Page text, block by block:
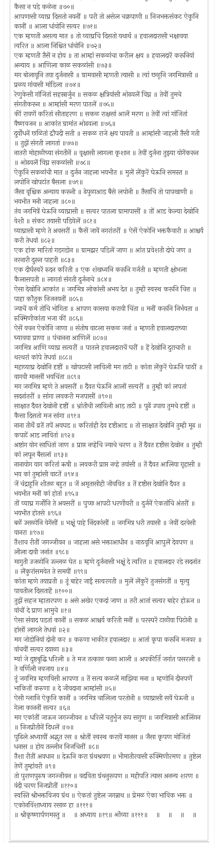
कैसा न पडे कळेना ॥७०॥
आपणासी व्याघ्र दिसतो नयनीं ॥ परी तो असेल चक्रपाणी ॥ निजभक्तसंकट ऐकूनि
कानीं ॥ आला धांवोनि सत्वर ॥७१॥
एक म्हणती असत्य मात ॥ तो व्याघ्रचि दिसतो यथार्थ ॥ हवालदारासी भक्षावया
त्वरित ॥ आला निश्चित धांवोनि ॥७२॥
एक म्हणती तैसें न होय ॥ ता आम्हां सकळांचा करील क्षय ॥ हवालदारें करूनियां
अन्याय ॥ आणिला काळ सकळांसी ॥७३॥
मग बोलावूनि तया दुर्जनासी ॥ ग्रामवासी म्हणती त्यासी ॥ त्वां छळूनि जगमित्रासी ॥
प्रळय गांवासी मांडिला ॥७४॥
रेणुकेसी गांजितां सहस्रार्जुन ॥ सकळ क्षत्रियांसी ओढवलें विघ्न ॥ तेवीं तुमचे
संगतीकरून ॥ आम्हांसी मरण पातलें ॥७५॥
कीं रावणें करितां सीताहरण ॥ सकळ राक्षसां आलें मरण ॥ तेवीं त्वां गांजितां
वैष्णवजन ॥ आकांत ग्रामांत ओढवला ॥७६॥
दुर्योधनें छळितां द्रौपदी सती ॥ सकळ राजे क्षय पावती ॥ आम्हांसी जाहली तैसी गती
॥ तुझें संगती लागतां ॥७७॥
नातरी मोहाळीच्या संगतीनें ॥ वृक्षासी लागला कृशान ॥ तेवीं दुर्जना तुझ्या योगेंकरून
॥ ओढवलें विघ्न सकळांसी ॥७८॥
ऐकूनि सकळांची मात ॥ दुर्जन जाहला भयभीत ॥ मुलें लेंकुरें घेऊनि समस्त ॥
लपोनि खोपटांत बैसला ॥७९॥
जैसा वृश्चिक अन्याय करूनी ॥ ढेपुळाआड बैसे लपोनी ॥ तैसाचि तो पापखाणी ॥
भयभीत मनी जाहला ॥८०॥
तंव जगमित्रें घेऊनि व्याघ्रासी ॥ सत्वर पातला ग्रामापासीं ॥ तों आड केल्या देखोनि
वेशी ॥ संकट तयासी पडियेलें ॥८१॥
व्याघ्रासी म्हणे ते अवसरीं ॥ कैसें जावें नगरांतरीं ॥ ऐसें ऐकोनि भक्तकैवारी ॥ आश्चर्य
करी तेधवां ॥८२॥
एक हांक मारितां गडगडोन ॥ ग्रामद्वार पडिलें जाण ॥ आंत प्रवेशती दोघे जण ॥
नरनारी दुरून पाहती ॥८३॥
एक दीर्घस्वरें रुदन करिती ॥ एक शंखध्वनि करूनि गर्जती ॥ म्हणती क्षोभला
कैलासपती ॥ लागतां संगती दुर्जनाचे ॥८४॥
ऐसा देखोनि आकांत ॥ जगमित्र लोकांसी अभय देत ॥ तुम्ही स्वस्थ करूनि चित्त ॥
पाहा कौतुक निजनयनीं ॥८५॥
ज्याचें कर्म तोचि भोगिता ॥ आपण कासया करावी चिंता ॥ मनीं करूनि निर्भयता ॥
रुक्मिणीकांता भजा कीं ॥८६॥
ऐसें वचन ऐकोनि जाणा ॥ संतोष वाटला सकळ जनां ॥ म्हणती हवालदाराच्या
घ्यावया प्राणा ॥ पंचानना आणिलें ॥८७॥
जगमित्र आणि व्याघ्र सत्वरीं ॥ पातले हवालदाराचें घरीं ॥ हें देखोनि दुराचारी ॥
थरथरां कांपे तेधवां ॥८८॥
महाव्याघ्र देखोनि दृष्टीं ॥ खोपटासी लाविली मग ताटी ॥ कांता लेंकुरें घेऊनि पाठीं ॥
वागवी मानसीं भयचिंता ॥८९॥
मग जगमित्र म्हणे ते अवसरीं ॥ दैवत घेऊनि आलों सत्वरीं ॥ तुम्ही कां लपतां
सदनांतरीं ॥ सांगा लवकरी मजपासीं ॥९०॥
साक्षात दैवत देखोनी दृष्टीं ॥ भ्रांतीची लाविली आड ताटी ॥ पुढें उपाय तुमचे दृष्टीं ॥
कैसा दिसतो मज सांगा ॥९१॥
नाना तीर्थें व्रतें तपें अवघड ॥ करितांही देव दृष्टीआड ॥ तो साक्षात देखोनि तुम्ही मूढ ॥
कपाटें आड लावितां ॥९२॥
अष्टांग योग साधितां जाण ॥ प्राप्त नव्हेचि ज्याचे चरण ॥ तें दैवत दृष्टीस देखोन ॥ तुम्ही
कां लपून बैसलां ॥९३॥
नानायोग याग करितां ऋषी ॥ लवकरी प्राप्त नव्हे तयांसी ॥ तें दैवत आलिया गृहासी ॥
भय कां तुम्हांसी वाटतें ॥९४॥
जें चंद्राहूनि शीतळ बहुत ॥ जें अमृतासीही जीववित ॥ तें दृष्टीस देखोनि दैवत ॥
भयभीत मनीं कां होतां ॥९५॥
तों व्याघ्र गर्जोनि ते अवसरीं ॥ पुच्छ आपटी धरणीवरी ॥ दुर्जनें ऐकतांचि अंतरीं ॥
भयभीत होतसे ॥९६॥
बळें उसळोनि वेगेंसीं ॥ भक्षूं पाहे निंदकांसीं ॥ जगमित्र धरी तयासी ॥ जेवीं दरवेसी
वानरा ॥९७॥
तैशाच रीतीं जगज्जीवन ॥ जाहला असे भक्ताआधीन ॥ नाठवूनि आपुलें देवपण ॥
लीला दावी जनांत ॥९८॥
मागुती उजळोनि उल्लळ घेत ॥ म्हणे दुर्जनासी भक्षूं दे त्वरित ॥ हवालदार रडे सदनांत
॥ लेंकुरांसमवेत ते समयीं ॥९९॥
कांता म्हणे तयाप्रती ॥ तूं बाहेर जाईं सत्वरगती ॥ मुलें लेंकुरें तुजसंगतीं ॥ मृत्यु
पावतील दिसताहें ॥१००॥
तुझें सहज म्हातारपण ॥ असे अखेर एकदां जाण ॥ तरी आतां सत्वर बाहेर होऊन ॥
वांचों दे प्राण आमुचे ॥१॥
ऐसा संवाद पडतां कानीं ॥ सकळ आश्चर्य करिती मनीं ॥ परस्परें टाळीया पिटोनी ॥
हांसों लागले तेधवां ॥२॥
मग जोडोनियां दोनी कर ॥ करुणा भाकीत हवालदार ॥ आतां कृपा करूनि मजवर ॥
वांचवीं सत्वर दयाळा ॥३॥
म्यां जे दुष्टबुद्धि धरिली ॥ ते मज तत्काळ फळा आली ॥ अपकीर्ति जगांत पसरली ॥
ते वर्णिली नवजाय ॥४॥
तूं जगमित्र म्हणविसी आपणा ॥ तें सत्य कळलें माझिया मना ॥ म्हणोनि दीनपणें
भाकितों करुणा ॥ दे जीवदाना आम्हांसी ॥५॥
ऐसी ग्लानि ऐकूनि कानीं ॥ जगमित्र चालिला परतोनी ॥ व्याघ्रासी सवें घेऊनी ॥
गेला काननीं सत्वर ॥६॥
मग एकांतीं जाऊन जगज्जीवन ॥ धरिलें चतुर्भुज रूप सगुण ॥ जगमित्रासी आलिंगन
॥ निजप्रीतीनें दिधलें ॥७॥
पुढिले अध्यायीं अद्भुत रस ॥ श्रोतीं स्वस्थ करावें मानस ॥ जैसा कृपण मोजितां
धनास ॥ होय तल्लीन निजचित्तीं ॥८॥
तैशा रीतीं अवधान ॥ देऊनि करा ग्रंथश्रवण ॥ भीमातीरवासी रुक्मिणीरमण ॥ तुष्टेल
तेणें तुम्हांवरी ॥९॥
तो पुराणपुरुष जगज्जीवन ॥ वदविता ग्रंथनुरूपण ॥ महीपति त्यास अनन्य शरण ॥
वंदी चरण निजप्रीतीं ॥११०॥
स्वस्ति श्रीभक्तविजय ग्रंथ ॥ ऐकतां तुष्टेल जगन्नाथ ॥ प्रेमळ ऐका भाविक भक्त ॥
एकोनविंशाध्याय रसाळ हा ॥१११॥
॥ श्रीकृष्णार्पणमस्तु ॥ ॥ अध्याय ॥१९॥ ओंव्या ॥१११॥ ॥ ॥ ॥ ॥